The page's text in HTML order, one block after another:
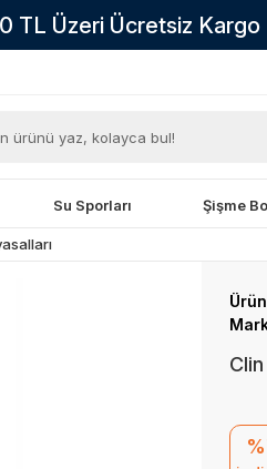
TL Üzeri Ücretsiz
Su Sporları Şişme